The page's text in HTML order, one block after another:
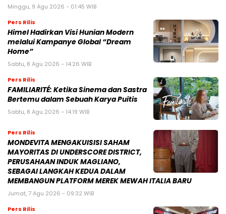
Minggu, 9 Agu 2026 - 01:45 WIB
Pers Rilis
Himel Hadirkan Visi Hunian Modern
melalui Kampanye Global “Dream
Home”
Sabtu, 8 Agu 2026 - 14:26 WIB
Pers Rilis
FAMILIARITÉ: Ketika Sinema dan Sastra
Bertemu dalam Sebuah Karya Puitis
Sabtu, 8 Agu 2026 - 14:19 WIB
Pers Rilis
MONDEVITA MENGAKUISISI SAHAM
MAYORITAS DI UNDERSCORE DISTRICT,
PERUSAHAAN INDUK MAGLIANO,
SEBAGAI LANGKAH KEDUA DALAM
MEMBANGUN PLATFORM MEREK MEWAH ITALIA BARU
Jumat, 7 Agu 2026 - 09:32 WIB
Pers Rilis